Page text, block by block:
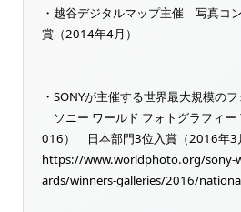
・越谷デジタルマップ主催 写真コ
賞（2014年4月）
・SONYが主催する世界最大規模の
ソニー ワールド フォトグラフィー
016） 日本部門3位入賞（2016年3
https://www.worldphoto.org/sony-
ards/winners-galleries/2016/